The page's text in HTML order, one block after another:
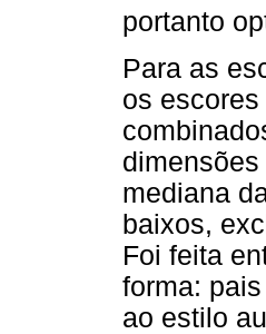
portanto
Para as
os
mediana
baixos,
Foi feita
forma:
ao estilo